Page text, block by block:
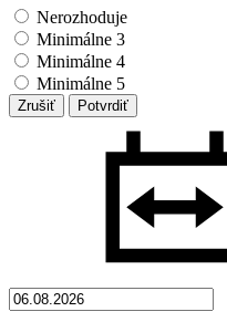
Nerozhoduje
Minimálne 3
Minimálne 4
Minimálne 5
Zrušiť Potvrdiť